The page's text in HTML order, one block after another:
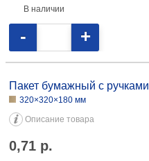
В наличии
- +
Пакет бумажный с ручками
320×320×180 мм
Описание товара
0,71 р.